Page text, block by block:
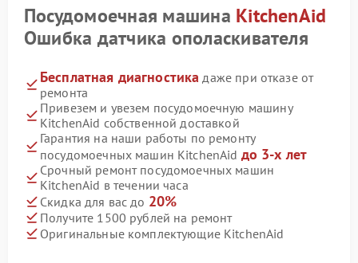
Посудомоечная машина KitchenAid
Ошибка датчика ополаскивателя
Бесплатная диагностика даже при отказе от
ремонта
Привезем и увезем посудомоечную машину
KitchenAid собственной доставкой
Гарантия на наши работы по ремонту
посудомоечных машин KitchenAid до 3-х лет
Срочный ремонт посудомоечных машин
KitchenAid в течении часа
Скидка для вас до 20%
Получите 1500 рублей на ремонт
Оригинальные комплектующие KitchenAid